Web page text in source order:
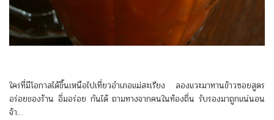
ใครที่มีโอกาสได้ขึ้นเหนือไปเที่ยวอำเภอแม่สะเรียง ลองแวะมาทานข้าวซอยสูตร
อร่อยของร้าน อิ่มอร่อย กันได้ ถามทางจากคนในท้องถิ่น รับรองมาถูกแน่นอน
จ้า…